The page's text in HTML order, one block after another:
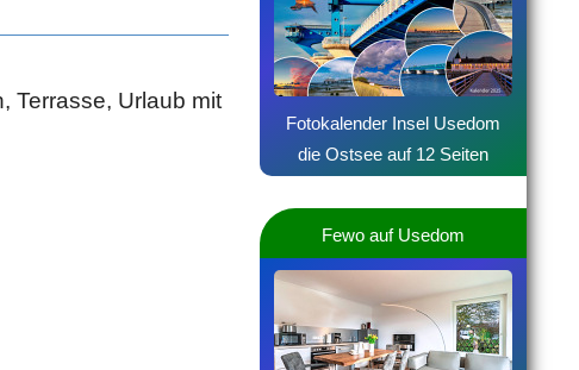
Fotokalender Insel Usedom
die Ostsee auf 12 Seiten
Fewo auf Usedom
Terrasse, Urlaub mit